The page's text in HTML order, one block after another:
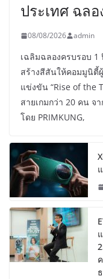
ประเทศ ฉลอ
08/08/2026 admin
เฉลิมฉลองครบรอบ 1
สร้างสีสันให้คอมมูนิตี้
แข่งขัน “Rise of the
สายเกมกว่า 20 คน จ
โดย PRIMKUNG,